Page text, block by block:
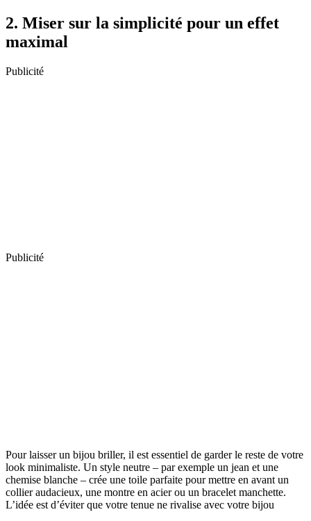
2. Miser sur la simplicité pour un effet
maximal
Publicité
Publicité
Pour laisser un bijou briller, il est essentiel de garder le reste de votre
look minimaliste. Un style neutre – par exemple un jean et une
chemise blanche – crée une toile parfaite pour mettre en avant un
collier audacieux, une montre en acier ou un bracelet manchette.
L’idée est d’éviter que votre tenue ne rivalise avec votre bijou